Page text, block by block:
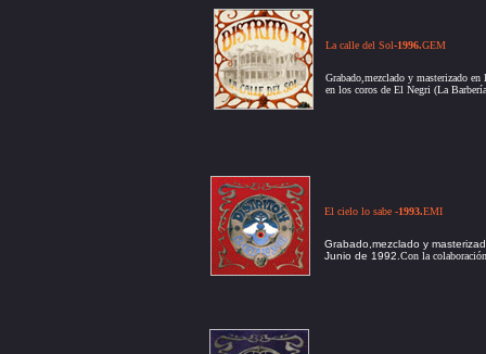
La calle del Sol-1996.GEM
Grabado,mezclado y masterizado
en los coros de El Negri (La
El cielo lo sabe -1993.EMI
Grabado,mezclado y
Junio de 1992. Con la